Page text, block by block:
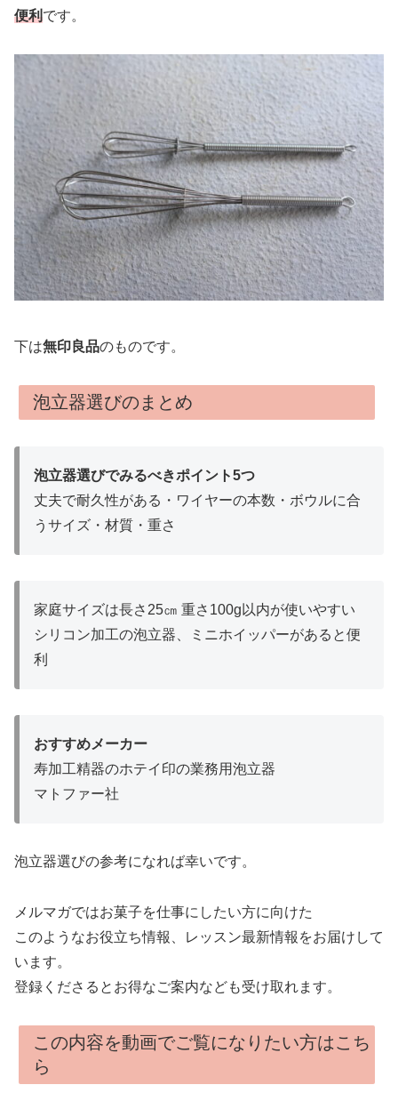
便利です。
下は無印良品のものです。
泡立器選びのまとめ
泡立器選びでみるべきポイント5つ
丈夫で耐久性がある・ワイヤーの本数・ボウルに合
うサイズ・材質・重さ
家庭サイズは長さ25㎝ 重さ100g以内が使いやすい
シリコン加工の泡立器、ミニホイッパーがあると便
利
おすすめメーカー
寿加工精器のホテイ印の業務用泡立器
マトファー社
泡立器選びの参考になれば幸いです。
メルマガではお菓子を仕事にしたい方に向けた
このようなお役立ち情報、レッスン最新情報をお届けして
います。
登録くださるとお得なご案内なども受け取れます。
この内容を動画でご覧になりたい方はこち
ら